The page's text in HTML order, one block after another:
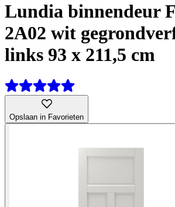
Lundia binnendeur
2A02 wit
links 93 x 211,5 cm
Opslaan in Favorieten